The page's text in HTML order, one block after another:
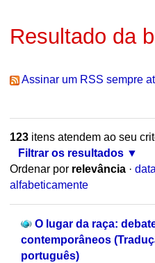
Resultado da
Assinar um RSS sempre
123itens atendem ao seu
Filtrar os resultados
Ordenar por relevância ·
alfabeticamente
O lugar da raça:
contemporâneos
português)